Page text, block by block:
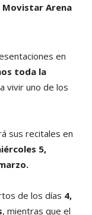
Movistar Arena
en
toda la
vivir uno de los
sus recitales en
5,
de los días 4,
, mientras que el